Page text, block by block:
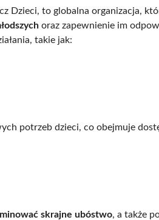
Dzieci, to globalna organizacja,
oraz zapewnienie im
takie jak:
potrzeb dzieci, co obejmuje
skrajne ubóstwo, a także